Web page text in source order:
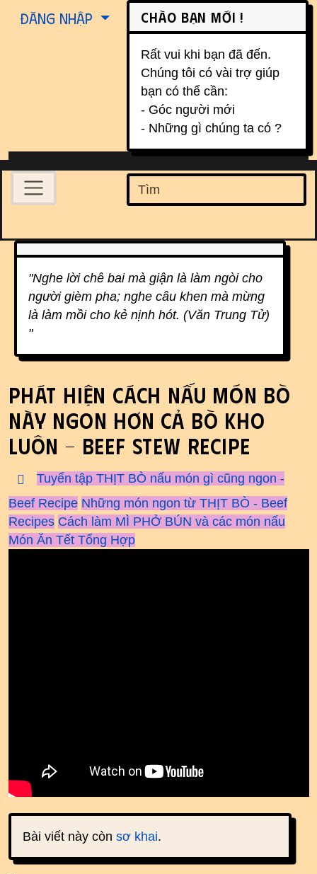
Site identity, navigation, etc.
Đăng nhập Chào bạn mới !
Rất vui khi bạn đã đến.
Chúng tôi có vài trợ giúp
bạn có thể cần:
- Góc người mới
- Những gì chúng ta có ?
Navigation and related
Related content
"Nghe lời chê bai mà giận là làm ngòi cho
người gièm pha; nghe câu khen mà mừng
là làm mồi cho kẻ nịnh hót. (Văn Trung Tử)
"
Phát hiện cách nấu Món Bò
này ngon hơn cả BÒ KHO
luôn - Beef Stew recipe
Tuyển tập THỊT BÒ nấu món gì cũng ngon -
Beef Recipe Những món ngon từ THỊT BÒ - Beef
Recipes Cách làm MÌ PHỞ BÚN và các món nấu
Món Ăn Tết Tổng Hợp
Bài viết này còn sơ khai.